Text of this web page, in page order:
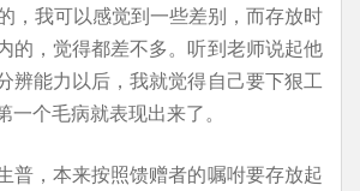
，我可以感觉到一些差别，而存放时
的，觉得都差不多。听到老师说起他
辨能力以后，我就觉得自己要下狠工
一个毛病就表现出来了。
普，本来按照馈赠者的嘱咐要存放起